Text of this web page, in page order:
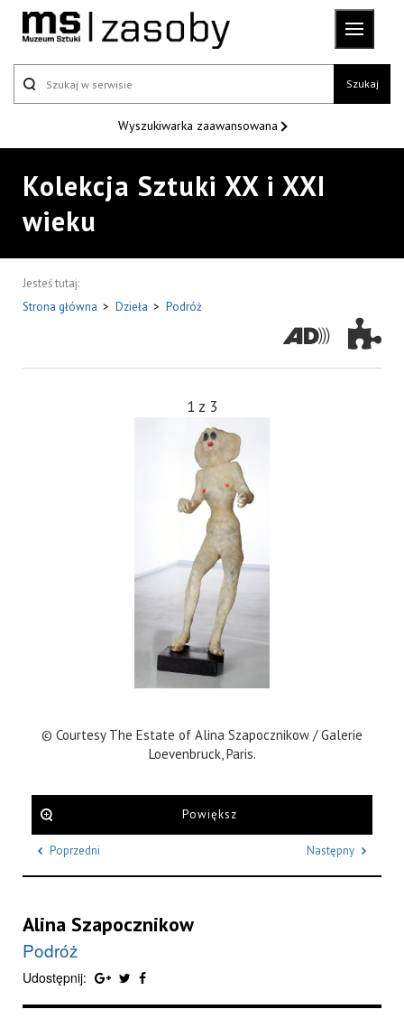
Szukaj
Wyszukiwarka zaawansowana
Kolekcja Sztuki XX i XXI
wieku
Jesteś tutaj:
Strona główna > Dzieła > Podróż
1 z 3
© Courtesy The Estate of Alina Szapocznikow / Galerie
Loevenbruck, Paris.
Powiększ
Poprzedni Następny
Alina Szapocznikow
Podróż
Udostępnij: